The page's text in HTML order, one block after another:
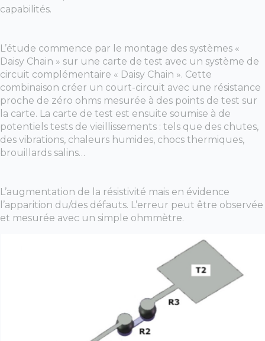
capabilités.
L’étude commence par le montage des systèmes «
Daisy Chain » sur une carte de test avec un système de
circuit complémentaire « Daisy Chain ». Cette
combinaison créer un court-circuit avec une résistance
proche de zéro ohms mesurée à des points de test sur
la carte. La carte de test est ensuite soumise à de
potentiels tests de vieillissements : tels que des chutes,
des vibrations, chaleurs humides, chocs thermiques,
brouillards salins…
L’augmentation de la résistivité mais en évidence
l’apparition du/des défauts. L’erreur peut être observée
et mesurée avec un simple ohmmètre.